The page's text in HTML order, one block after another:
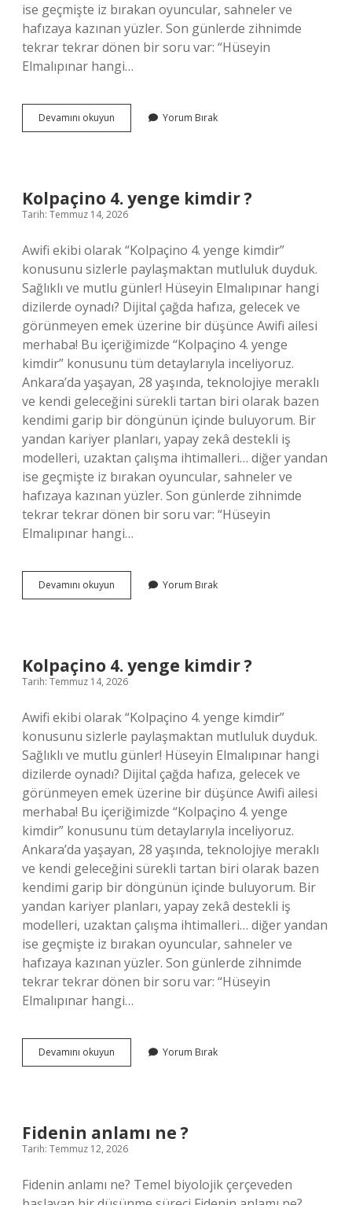
ise geçmişte iz bırakan oyuncular, sahneler ve
hafızaya kazınan yüzler. Son günlerde zihnimde
tekrar tekrar dönen bir soru var: “Hüseyin
Elmalıpınar hangi…
Devamını okuyun Kolpaçino
4.
Yorum Bırak
Kolpaçino 4. yenge kimdir ?
Tarih: Temmuz 14, 2026
Awifi ekibi olarak “Kolpaçino 4. yenge kimdir”
konusunu sizlerle paylaşmaktan mutluluk duyduk.
Sağlıklı ve mutlu günler! Hüseyin Elmalıpınar hangi
dizilerde oynadı? Dijital çağda hafıza, gelecek ve
görünmeyen emek üzerine bir düşünce Awifi ailesi
merhaba! Bu içeriğimizde “Kolpaçino 4. yenge
kimdir” konusunu tüm detaylarıyla inceliyoruz.
Ankara’da yaşayan, 28 yaşında, teknolojiye meraklı
ve kendi geleceğini sürekli tartan biri olarak bazen
kendimi garip bir döngünün içinde buluyorum. Bir
yandan kariyer planları, yapay zekâ destekli iş
modelleri, uzaktan çalışma ihtimalleri… diğer yandan
ise geçmişte iz bırakan oyuncular, sahneler ve
hafızaya kazınan yüzler. Son günlerde zihnimde
tekrar tekrar dönen bir soru var: “Hüseyin
Elmalıpınar hangi…
Devamını okuyun Kolpaçino
4.
Yorum Bırak
Kolpaçino 4. yenge kimdir ?
Tarih: Temmuz 14, 2026
Awifi ekibi olarak “Kolpaçino 4. yenge kimdir”
konusunu sizlerle paylaşmaktan mutluluk duyduk.
Sağlıklı ve mutlu günler! Hüseyin Elmalıpınar hangi
dizilerde oynadı? Dijital çağda hafıza, gelecek ve
görünmeyen emek üzerine bir düşünce Awifi ailesi
merhaba! Bu içeriğimizde “Kolpaçino 4. yenge
kimdir” konusunu tüm detaylarıyla inceliyoruz.
Ankara’da yaşayan, 28 yaşında, teknolojiye meraklı
ve kendi geleceğini sürekli tartan biri olarak bazen
kendimi garip bir döngünün içinde buluyorum. Bir
yandan kariyer planları, yapay zekâ destekli iş
modelleri, uzaktan çalışma ihtimalleri… diğer yandan
ise geçmişte iz bırakan oyuncular, sahneler ve
hafızaya kazınan yüzler. Son günlerde zihnimde
tekrar tekrar dönen bir soru var: “Hüseyin
Elmalıpınar hangi…
Devamını okuyun Kolpaçino
4.
Yorum Bırak
Fidenin anlamı ne ?
Tarih: Temmuz 12, 2026
Fidenin anlamı ne? Temel biyolojik çerçeveden